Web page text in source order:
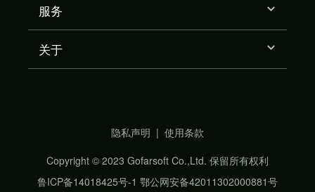
服务
关于
隐私声明 | 使用条款
Copyright © 2023 Gofarsoft Co.,Ltd. 保留所有权利
鲁ICP备14018425号-1 鄂公网安备42011302000881号